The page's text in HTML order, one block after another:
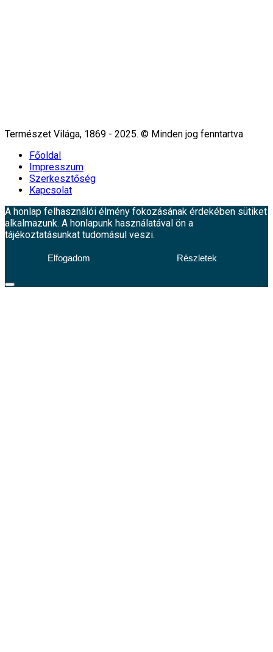
Természet Világa, 1869 - 2025. © Minden jog fenntartva
Főoldal
Impresszum
Szerkesztőség
Kapcsolat
A honlap felhasználói élmény fokozásának érdekében sütiket
alkalmazunk. A honlapunk használatával ön a
tájékoztatásunkat tudomásul veszi.
Elfogadom Részletek